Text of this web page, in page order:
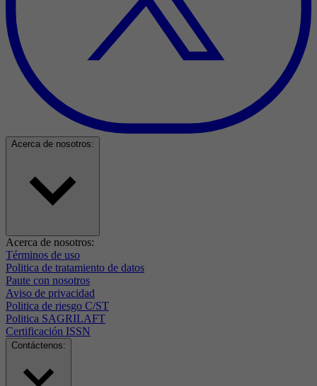
Acerca de nosotros:
Acerca de nosotros:
Términos de uso
Politica de tratamiento de datos
Paute con nosotros
Aviso de privacidad
Politica de riesgo C/ST
Politica SAGRILAFT
Certificación ISSN
Contáctenos: